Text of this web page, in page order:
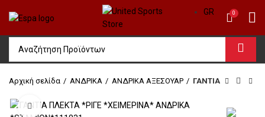
GR 0
Αρχική σελίδα ΑΝΔΡΙΚΑ ΑΝΔΡΙΚΑ ΑΞΕΣΟΥΑΡ ΓΑΝΤΙΑ
Click to enlarge